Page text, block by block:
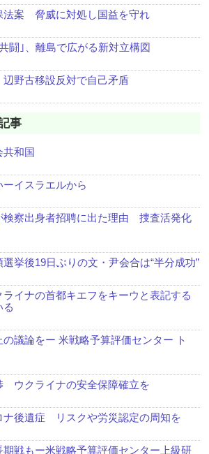
法案 脅威に対処し国益を守れ
闘｣、離島で広がる新対立構図
辺野古移設反対で自己矛盾
事
共和国
イスラエルから
検察出身者招聘に出た理由 捜査活発化
選挙後19日ぶりの文・尹会合は“半分成功”
ライナの首都キエフをキーウと表記する
る
議論をー 米戦略予算評価センター ト
ウクライナの安全保障確立を
ナ後遺症 リスクや労災認定の周知を
戦もー米戦略予算評価センター上級研